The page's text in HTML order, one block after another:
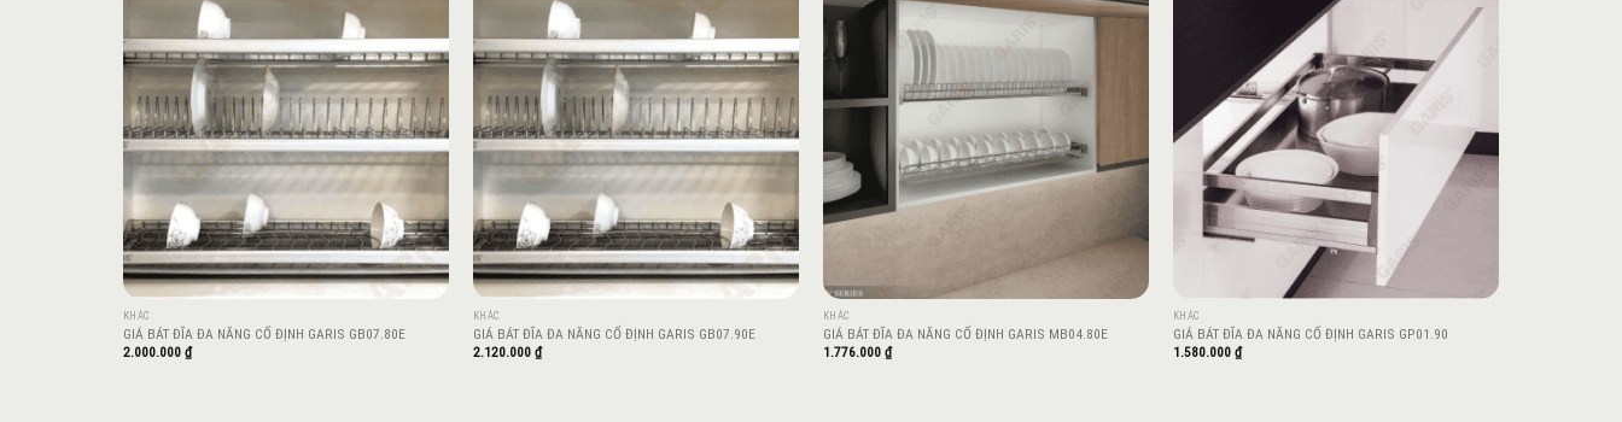
wishlist
KHÁC
GIÁ BÁT ĐĨA ĐA NĂNG CỐ ĐỊNH GARIS GB07.80E
2.000.000 ₫
wishlist
KHÁC
GIÁ BÁT ĐĨA ĐA NĂNG CỐ ĐỊNH GARIS GB07.90E
2.120.000 ₫
KHÁC
GIÁ BÁT ĐĨA ĐA NĂNG CỐ ĐỊNH GARIS MB04.80E
1.776.000 ₫
Add to
wishlist
KHÁC
GIÁ BÁT ĐĨA ĐA NĂNG CỐ ĐỊNH GARIS GP01.90
1.580.000 ₫